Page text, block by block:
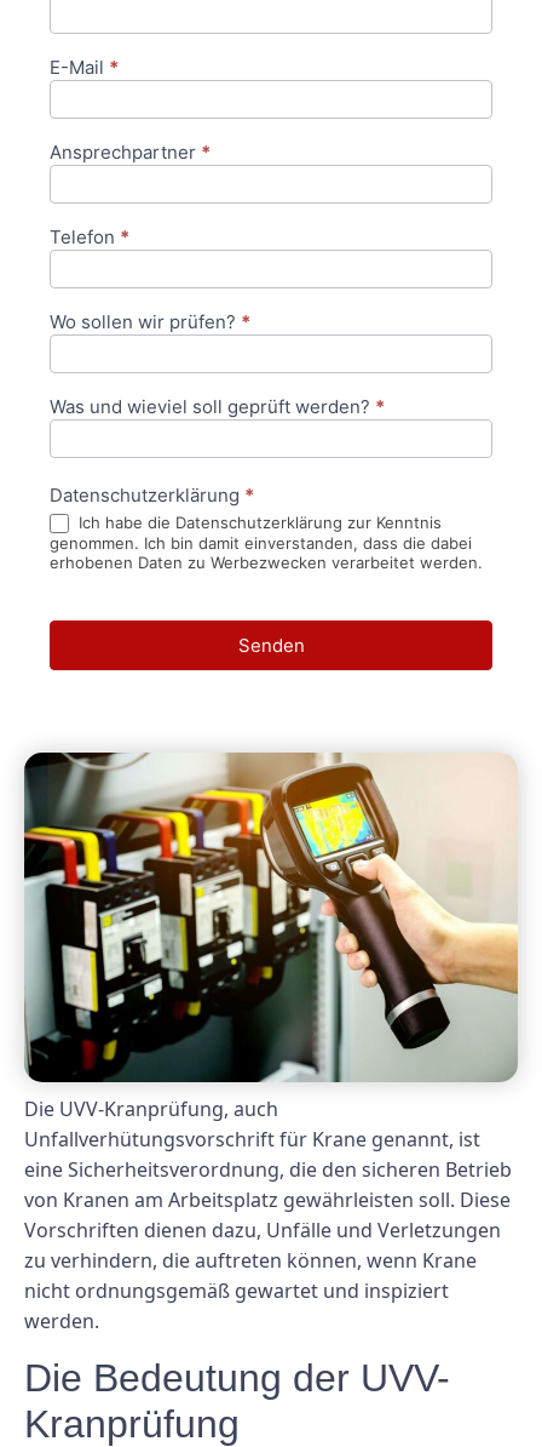
E-Mail *
Ansprechpartner *
Telefon *
Wo sollen wir prüfen? *
Was und wieviel soll geprüft werden? *
Datenschutzerklärung *
Ich habe die Datenschutzerklärung zur Kenntnis
genommen. Ich bin damit einverstanden, dass die dabei
erhobenen Daten zu Werbezwecken verarbeitet werden.
Senden
Die UVV-Kranprüfung, auch
Unfallverhütungsvorschrift für Krane genannt, ist
eine Sicherheitsverordnung, die den sicheren Betrieb
von Kranen am Arbeitsplatz gewährleisten soll. Diese
Vorschriften dienen dazu, Unfälle und Verletzungen
zu verhindern, die auftreten können, wenn Krane
nicht ordnungsgemäß gewartet und inspiziert
werden.
Die Bedeutung der UVV-
Kranprüfung